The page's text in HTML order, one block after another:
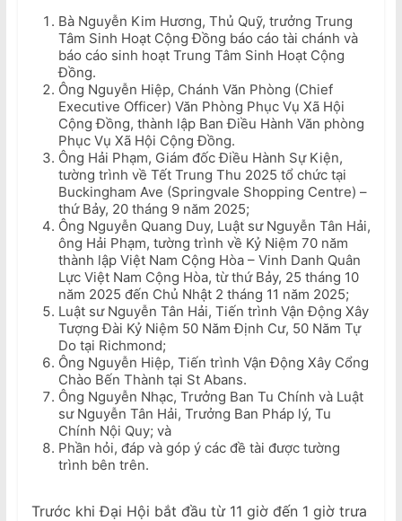
Bà Nguyễn Kim Hương, Thủ Quỹ, trưởng Trung
Tâm Sinh Hoạt Cộng Đồng báo cáo tài chánh và
báo cáo sinh hoạt Trung Tâm Sinh Hoạt Cộng
Đồng.
Ông Nguyễn Hiệp, Chánh Văn Phòng (Chief
Executive Officer) Văn Phòng Phục Vụ Xã Hội
Cộng Đồng, thành lập Ban Điều Hành Văn phòng
Phục Vụ Xã Hội Cộng Đồng.
Ông Hải Phạm, Giám đốc Điều Hành Sự Kiện,
tường trình về Tết Trung Thu 2025 tổ chức tại
Buckingham Ave (Springvale Shopping Centre) –
thứ Bảy, 20 tháng 9 năm 2025;
Ông Nguyễn Quang Duy, Luật sư Nguyễn Tân Hải,
ông Hải Phạm, tường trình về Kỷ Niệm 70 năm
thành lập Việt Nam Cộng Hòa – Vinh Danh Quân
Lực Việt Nam Cộng Hòa, từ thứ Bảy, 25 tháng 10
năm 2025 đến Chủ Nhật 2 tháng 11 năm 2025;
Luật sư Nguyễn Tân Hải, Tiến trình Vận Động Xây
Tượng Đài Kỷ Niệm 50 Năm Định Cư, 50 Năm Tự
Do tại Richmond;
Ông Nguyễn Hiệp, Tiến trình Vận Động Xây Cổng
Chào Bến Thành tại St Abans.
Ông Nguyễn Nhạc, Trưởng Ban Tu Chính và Luật
sư Nguyễn Tân Hải, Trưởng Ban Pháp lý, Tu
Chính Nội Quy; và
Phần hỏi, đáp và góp ý các đề tài được tường
trình bên trên.
Trước khi Đại Hội bắt đầu từ 11 giờ đến 1 giờ trưa